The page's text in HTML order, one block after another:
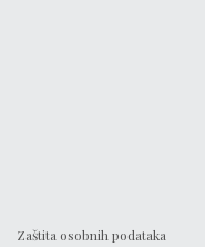
Zaštita osobnih podataka